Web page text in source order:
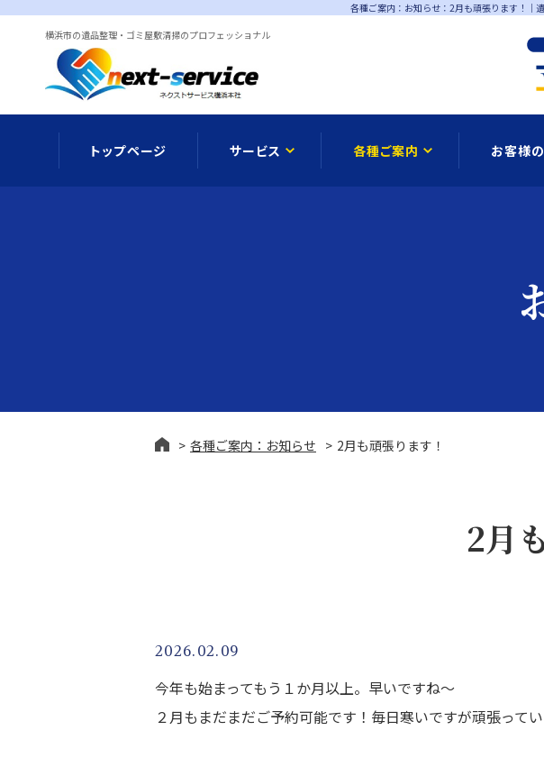
各種ご案内：お知らせ：2月も頑張ります！ ｜
横浜市の遺品整理・ゴミ屋敷清掃のプロフェッショナル
トップページ サービス 各種ご案内 お客様
各種ご案内：お知らせ 2月も頑張ります！
2月
2026.02.09
今年も始まってもう１か月以上。早いですね～
２月もまだまだご予約可能です！毎日寒いですが頑張って